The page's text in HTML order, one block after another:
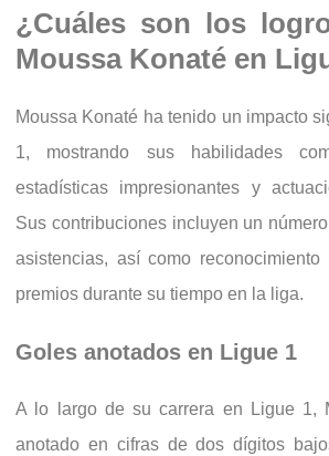
¿Cuáles son los
Moussa Konaté en
Moussa Konaté ha tenido un impacto
1, mostrando sus habilidades
estadísticas impresionantes y
Sus contribuciones incluyen un
asistencias, así como
premios durante su tiempo en la liga.
Goles anotados en Ligue 1
A lo largo de su carrera en Ligue 1,
anotado en cifras de dos dígitos